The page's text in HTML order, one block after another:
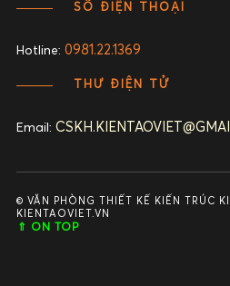
SỐ ĐIỆN THOẠI
Hotline: 0981.22.1369
THƯ ĐIỆN TỬ
Email:
© VĂN PHÒNG THIẾT KẾ KIẾN TRÚC
KIENTAOVIET.VN
⇑ ON TOP